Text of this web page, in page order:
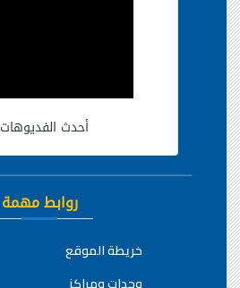
أحدث الفديوهات
روابط مهمة
خريطة الموقع